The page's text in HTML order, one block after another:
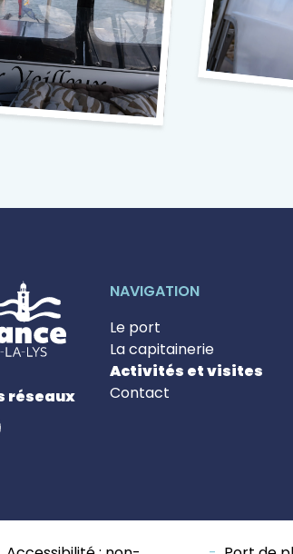
réseaux
NAVIGATION
Le port
La capitainerie
Activités et visites
Contact